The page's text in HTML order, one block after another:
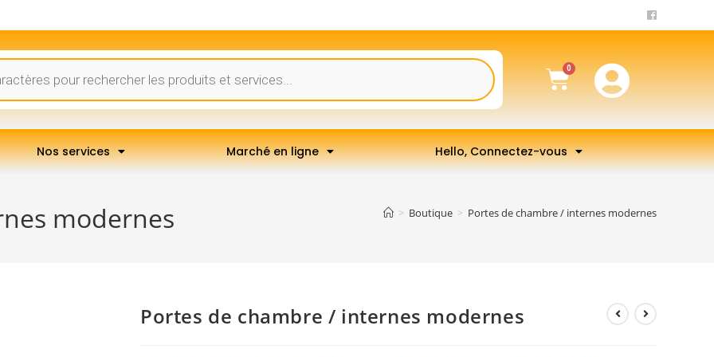
Nos services Marché en ligne Hello, Connectez-vous
modernes > Boutique > Portes de chambre / internes modernes
Portes de chambre / internes modernes